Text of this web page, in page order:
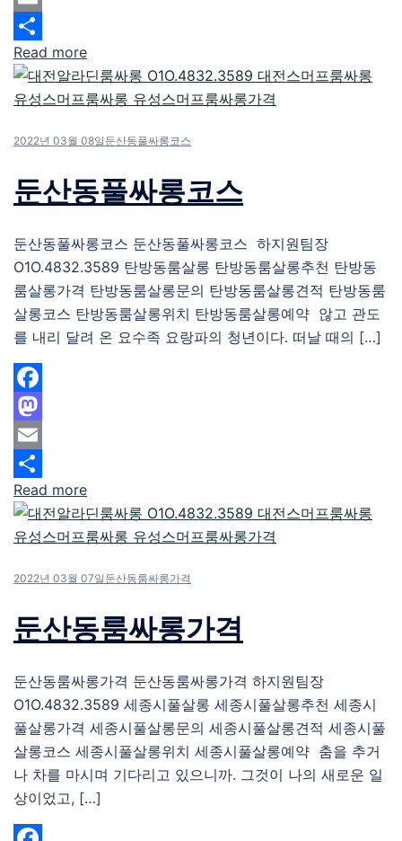
Email
Share
Read more
2022년 03월 08일 둔산동풀싸롱코스
둔산동풀싸롱코스
둔산동풀싸롱코스 둔산동풀싸롱코스 하지원팀장
O1O.4832.3589 탄방동룸살롱 탄방동룸살롱추천 탄방동
룸살롱가격 탄방동룸살롱문의 탄방동룸살롱견적 탄방동룸
살롱코스 탄방동룸살롱위치 탄방동룸살롱예약 않고 관도
를 내리 달려 온 요수족 요랑파의 청년이다. 떠날 때의 […]
Facebook
Mastodon
Email
Share
Read more
2022년 03월 07일 둔산동룸싸롱가격
둔산동룸싸롱가격
둔산동룸싸롱가격 둔산동룸싸롱가격 하지원팀장
O1O.4832.3589 세종시풀살롱 세종시풀살롱추천 세종시
풀살롱가격 세종시풀살롱문의 세종시풀살롱견적 세종시풀
살롱코스 세종시풀살롱위치 세종시풀살롱예약 춤을 추거
나 차를 마시며 기다리고 있으니까. 그것이 나의 새로운 일
상이었고, […]